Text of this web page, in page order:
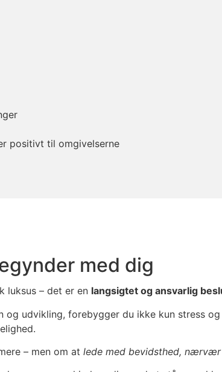
positivt til omgivelserne
med dig
luksus – det er en langsigtet og ansvarlig
og udvikling, forebygger du ikke kun stress
– men om at lede med bevidsthed,